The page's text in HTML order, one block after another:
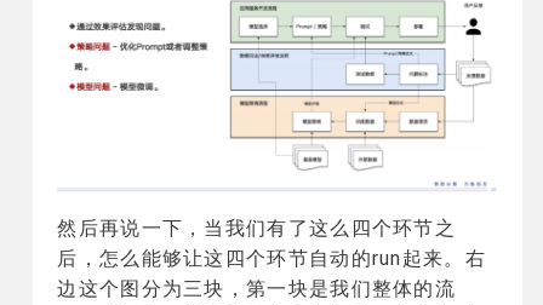
然后再说一下，当我们有了这么四个环节之
后，怎么能够让这四个环节自动的run起来。右
边这个图分为三块，第一块是我们整体的流